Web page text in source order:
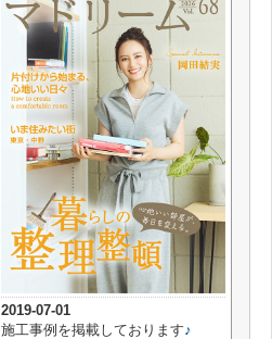
2019-07-01
施工事例を掲載しております♪